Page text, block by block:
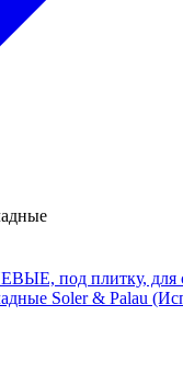
под плитку, для
Soler & Palau